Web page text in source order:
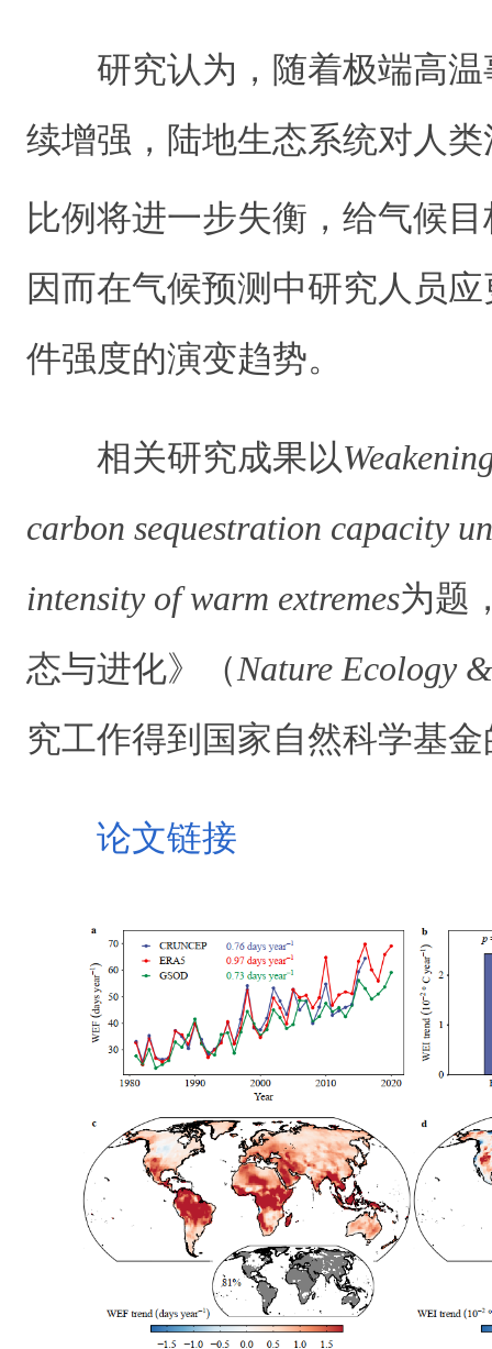
研究认为，随着极端高
续增强，陆地生态系统对人类
比例将进一步失衡，给气候
因而在气候预测中研究人员
件强度的演变趋势。
相关研究成果以
carbon sequestration capacity
intensity of warm extremes为题
态与进化》（Nature Ecology
究工作得到国家自然科学基
论文链接